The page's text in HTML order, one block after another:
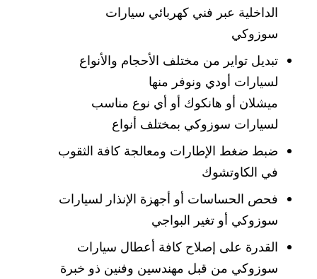
الداخلية عبر فني كهربائي سيارات
سوزوكي
تبديل تواير من مختلف الأحجام والأنواع
لسيارات أودي ونوفر منها
ميشلان أو هانكوك أو أي نوع مناسب
لسيارات سوزوكي بمختلف أنواع
ضبط ضغط الإطارات ومعالجة كافة الثقوب
في الكاوتشوك
فحص الحساسات أو أجهزة الإنذار لسيارات
سوزوكي أو تغير البواجي
القدرة على إصلاح كافة أعطال سيارات
سوزوكي من قبل مهندسين وفنين ذو خبرة